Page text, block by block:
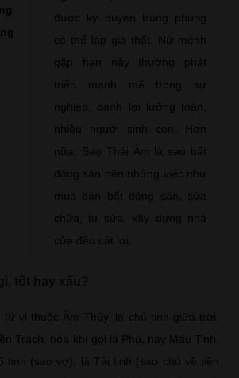
được kỳ duyên trùng phùng
có thể lập gia thất. Nữ mệnh
gặp hạn này thường phát
triển mạnh mẽ trong sự
nghiệp, danh lợi lưỡng toàn,
nhiều người sinh con. Hơn
nữa, Sao Thái Âm là sao bất
động sản nên những việc như
mua bán bất động sản, sửa
chữa, tu sửa, xây dựng nhà
cửa đều cát lợi.
tử vi thuộc Âm Thủy, là chủ tinh giữa trời,
Trạch, hóa khí gọi là Phú, hay Máu Tinh,
tinh (sao vợ), là Tài tinh (sao chủ về tiền